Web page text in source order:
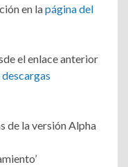
en lapágina del
el enlace anterior
de la versión Alpha